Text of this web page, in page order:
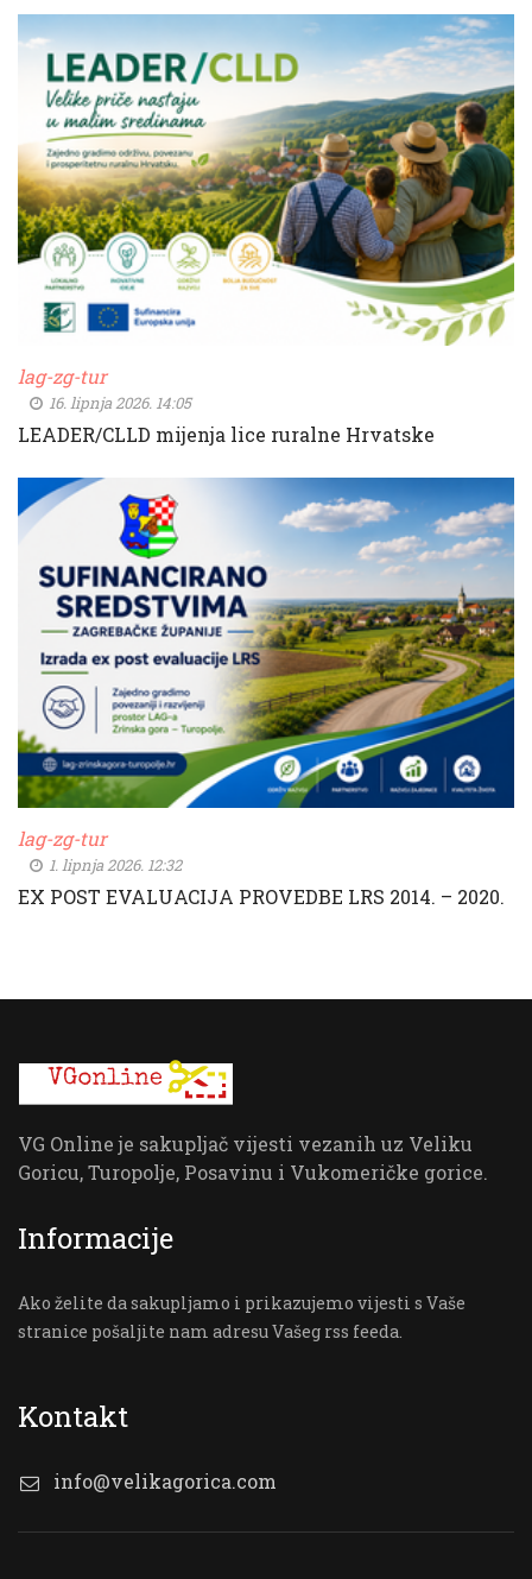
lag-zg-tur
16. lipnja 2026. 14:05
LEADER/CLLD mijenja lice ruralne Hrvatske
lag-zg-tur
1. lipnja 2026. 12:32
EX POST EVALUACIJA PROVEDBE LRS 2014. – 2020.
VG Online je sakupljač vijesti vezanih uz Veliku
Goricu, Turopolje, Posavinu i Vukomeričke gorice.
Informacije
Ako želite da sakupljamo i prikazujemo vijesti s Vaše
stranice pošaljite nam adresu Vašeg rss feeda.
Kontakt
info@velikagorica.com